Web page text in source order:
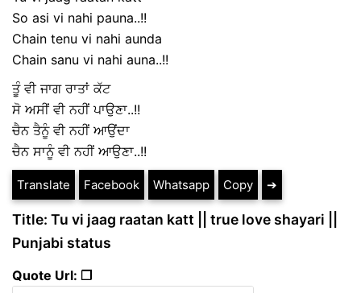
So asi vi nahi pauna..!!
Chain tenu vi nahi aunda
Chain sanu vi nahi auna..!!
ਤੂੰ ਵੀ ਜਾਗ ਰਾਤਾਂ ਕੱਟ
ਸੋ ਅਸੀਂ ਵੀ ਨਹੀਂ ਪਾਉਣਾ..!!
ਚੈਨ ਤੈਨੂੰ ਵੀ ਨਹੀਂ ਆਉਂਦਾ
ਚੈਨ ਸਾਨੂੰ ਵੀ ਨਹੀਂ ਆਉਣਾ..!!
Translate Facebook Whatsapp Copy ➔
Title: Tu vi jaag raatan katt || true love shayari ||
Punjabi status
Quote Url: ❐